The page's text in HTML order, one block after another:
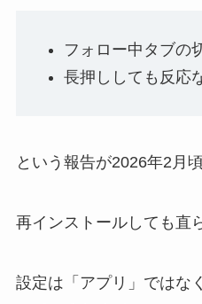
フォロー中タブの
長押ししても反応
という報告が2026年2月
再インストールしても直
設定は「アプリ」ではなく